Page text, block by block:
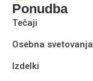
Ponudba
Tečaji
Osebna svetovanja
Izdelki